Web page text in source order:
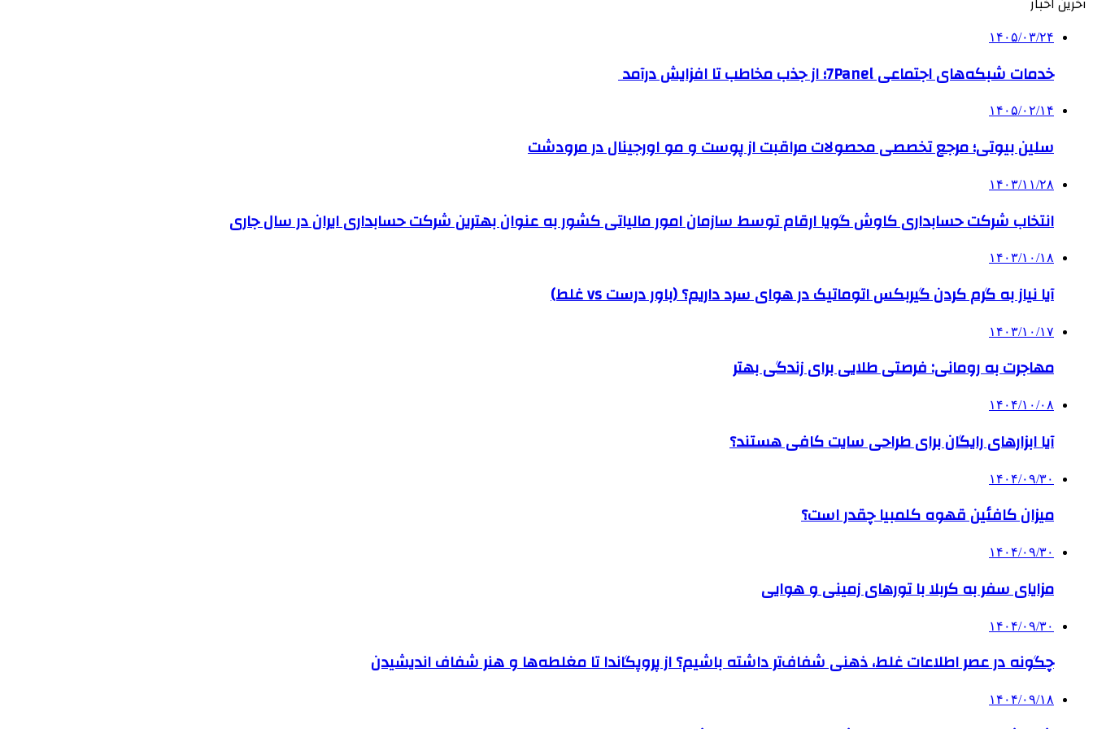
۱۴۰۵/۰۳/۲۴
خدمات شبکه‌های اجتماعی 7Panel؛ از جذب مخاطب تا افزایش درآمد
۱۴۰۵/۰۲/۱۴
سلین بیوتی؛ مرجع تخصصی محصولات مراقبت از پوست و مو اورجینال در مرودشت
۱۴۰۳/۱۱/۲۸
انتخاب شرکت حسابداری کاوش گویا ارقام توسط سازمان امور مالیاتی کشور به عنوان بهترین شرکت حسابداری ایران در سال جاری
۱۴۰۳/۱۰/۱۸
آیا نیاز به گرم کردن گیربکس اتوماتیک در هوای سرد داریم؟ (باور درست vs غلط)
۱۴۰۳/۱۰/۱۷
مهاجرت به رومانی: فرصتی طلایی برای زندگی بهتر
۱۴۰۴/۱۰/۰۸
آیا ابزارهای رایگان برای طراحی سایت کافی هستند؟
۱۴۰۴/۰۹/۳۰
میزان کافئین قهوه کلمبیا چقدر است؟
۱۴۰۴/۰۹/۳۰
مزایای سفر به کربلا با تورهای زمینی و هوایی
۱۴۰۴/۰۹/۳۰
چگونه در عصر اطلاعات غلط، ذهنی شفاف‌تر داشته باشیم؟ از پروپگاندا تا مغلطه‌ها و هنر شفاف اندیشیدن
۱۴۰۴/۰۹/۱۸